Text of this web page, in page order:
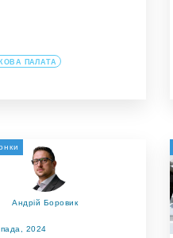
ПАЛАТА
Андрій Боровик
2024